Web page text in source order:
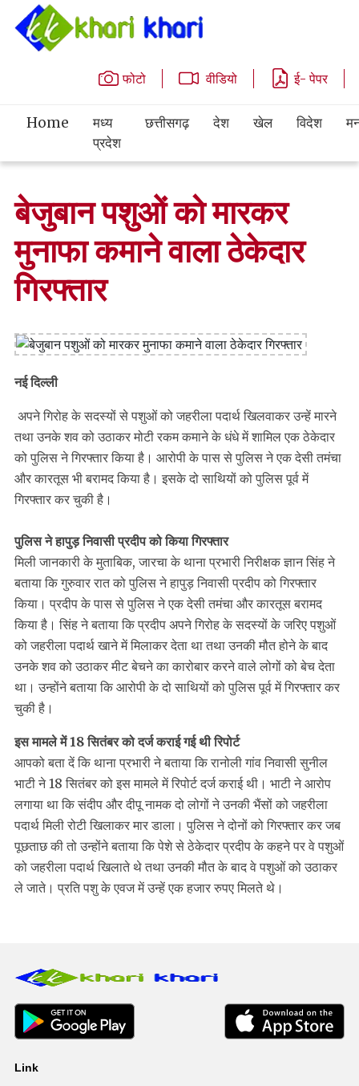
फोटो वीडियो ई- पेपर
Home
मध्य
प्रदेश
छत्तीसगढ़ देश खेल विदेश
बेजुबान पशुओं को मारकर
मुनाफा कमाने वाला ठेकेदार
गिरफ्तार
नई दिल्ली
अपने गिरोह के सदस्यों से पशुओं को जहरीला पदार्थ खिलवाकर उन्हें मारने
तथा उनके शव को उठाकर मोटी रकम कमाने के धंधे में शामिल एक ठेकेदार
को पुलिस ने गिरफ्तार किया है। आरोपी के पास से पुलिस ने एक देसी तमंचा
और कारतूस भी बरामद किया है। इसके दो साथियों को पुलिस पूर्व में
गिरफ्तार कर चुकी है।
पुलिस ने हापुड़ निवासी प्रदीप को किया गिरफ्तार
मिली जानकारी के मुताबिक, जारचा के थाना प्रभारी निरीक्षक ज्ञान सिंह ने
बताया कि गुरुवार रात को पुलिस ने हापुड़ निवासी प्रदीप को गिरफ्तार
किया। प्रदीप के पास से पुलिस ने एक देसी तमंचा और कारतूस बरामद
किया है। सिंह ने बताया कि प्रदीप अपने गिरोह के सदस्यों के जरिए पशुओं
को जहरीला पदार्थ खाने में मिलाकर देता था तथा उनकी मौत होने के बाद
उनके शव को उठाकर मीट बेचने का कारोबार करने वाले लोगों को बेच देता
था। उन्होंने बताया कि आरोपी के दो साथियों को पुलिस पूर्व में गिरफ्तार कर
चुकी है।
इस मामले में 18 सितंबर को दर्ज कराई गई थी रिपोर्ट
आपको बता दें कि थाना प्रभारी ने बताया कि रानोली गांव निवासी सुनील
भाटी ने 18 सितंबर को इस मामले में रिपोर्ट दर्ज कराई थी। भाटी ने आरोप
लगाया था कि संदीप और दीपू नामक दो लोगों ने उनकी भैंसों को जहरीला
पदार्थ मिली रोटी खिलाकर मार डाला। पुलिस ने दोनों को गिरफ्तार कर जब
पूछताछ की तो उन्होंने बताया कि पेशे से ठेकेदार प्रदीप के कहने पर वे पशुओं
को जहरीला पदार्थ खिलाते थे तथा उनकी मौत के बाद वे पशुओं को उठाकर
ले जाते। प्रति पशु के एवज में उन्हें एक हजार रुपए मिलते थे।
Link